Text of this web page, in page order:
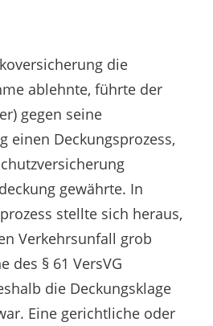
die
ablehnte, führte der
gegen seine
einen Deckungsprozess,
gewährte. In
stellte sich heraus,
Verkehrsunfall grob
des § 61 VersVG
die Deckungsklage
Eine gerichtliche oder